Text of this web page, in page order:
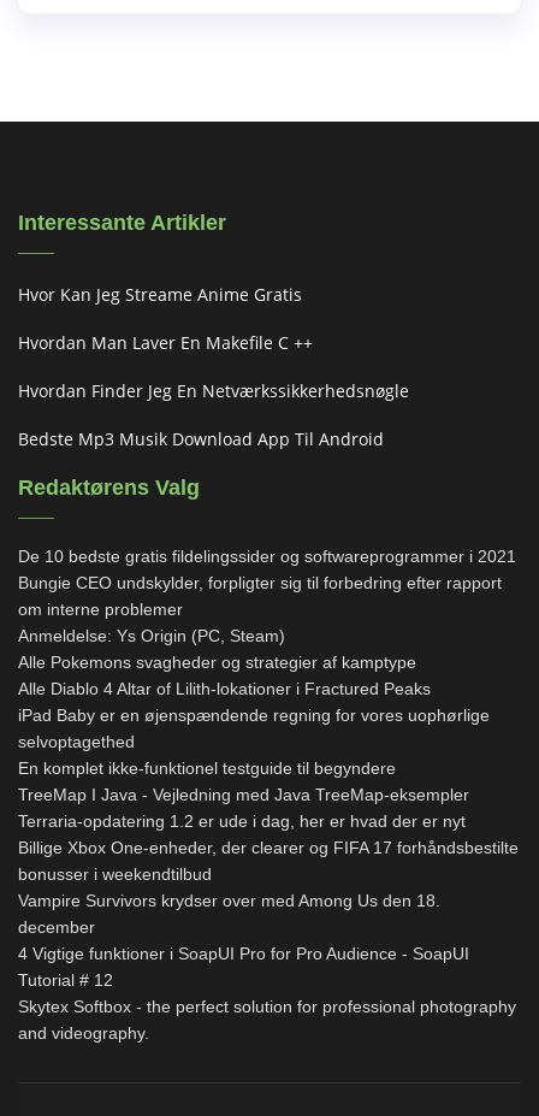
Interessante Artikler
Hvor Kan Jeg Streame Anime Gratis
Hvordan Man Laver En Makefile C ++
Hvordan Finder Jeg En Netværkssikkerhedsnøgle
Bedste Mp3 Musik Download App Til Android
Redaktørens Valg
De 10 bedste gratis fildelingssider og softwareprogrammer i 2021
Bungie CEO undskylder, forpligter sig til forbedring efter rapport
om interne problemer
Anmeldelse: Ys Origin (PC, Steam)
Alle Pokemons svagheder og strategier af kamptype
Alle Diablo 4 Altar of Lilith-lokationer i Fractured Peaks
iPad Baby er en øjenspændende regning for vores uophørlige
selvoptagethed
En komplet ikke-funktionel testguide til begyndere
TreeMap I Java - Vejledning med Java TreeMap-eksempler
Terraria-opdatering 1.2 er ude i dag, her er hvad der er nyt
Billige Xbox One-enheder, der clearer og FIFA 17 forhåndsbestilte
bonusser i weekendtilbud
Vampire Survivors krydser over med Among Us den 18.
december
4 Vigtige funktioner i SoapUI Pro for Pro Audience - SoapUI
Tutorial # 12
Skytex Softbox - the perfect solution for professional photography
and videography.